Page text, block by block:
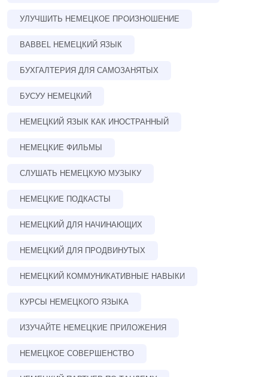
УЛУЧШИТЬ НЕМЕЦКОЕ ПРОИЗНОШЕНИЕ
BABBEL НЕМЕЦКИЙ ЯЗЫК
БУХГАЛТЕРИЯ ДЛЯ САМОЗАНЯТЫХ
БУСУУ НЕМЕЦКИЙ
НЕМЕЦКИЙ ЯЗЫК КАК ИНОСТРАННЫЙ
НЕМЕЦКИЕ ФИЛЬМЫ
СЛУШАТЬ НЕМЕЦКУЮ МУЗЫКУ
НЕМЕЦКИЕ ПОДКАСТЫ
НЕМЕЦКИЙ ДЛЯ НАЧИНАЮЩИХ
НЕМЕЦКИЙ ДЛЯ ПРОДВИНУТЫХ
НЕМЕЦКИЙ КОММУНИКАТИВНЫЕ НАВЫКИ
КУРСЫ НЕМЕЦКОГО ЯЗЫКА
ИЗУЧАЙТЕ НЕМЕЦКИЕ ПРИЛОЖЕНИЯ
НЕМЕЦКОЕ СОВЕРШЕНСТВО